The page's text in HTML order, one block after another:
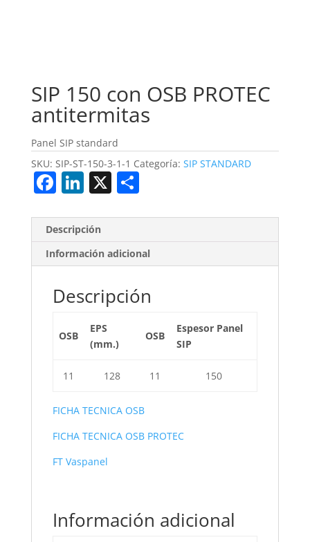
SIP 150 con OSB PROTEC
antitermitas
Panel SIP standard
SKU: SIP-ST-150-3-1-1 Categoría: SIP STANDARD
F
c
e
b
o
k
Li
k
e
dI
n
X S
ar
e
Descripción
Información adicional
Descripción
OSB
EPS
(mm.)
OSB
Espesor Panel
SIP
11 128 11 150
FICHA TECNICA OSB
FICHA TECNICA OSB PROTEC
FT Vaspanel
Información adicional